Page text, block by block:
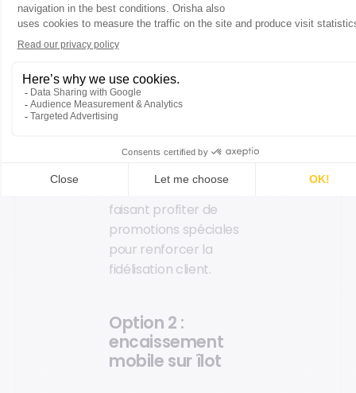
moment. Votre
collaborateur peut
profiter de cet
accompagnement
bout en bout pour
proposer des produits
initial, et ainsi favoriser
faisant profiter de
promotions spéciales
pour renforcer la
fidélisation client.
Option 2 :
encaissement
mobile sur îlot